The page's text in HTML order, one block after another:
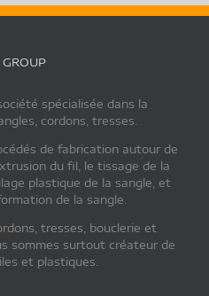
GROUP
spécialisée dans la
cordons, tresses.
de fabrication autour de
du fil, le tissage de la
plastique de la sangle, et
de la sangle.
tresses, bouclerie et
sommes surtout créateur de
et plastiques.